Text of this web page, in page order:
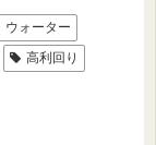
ウォーター
高利回り